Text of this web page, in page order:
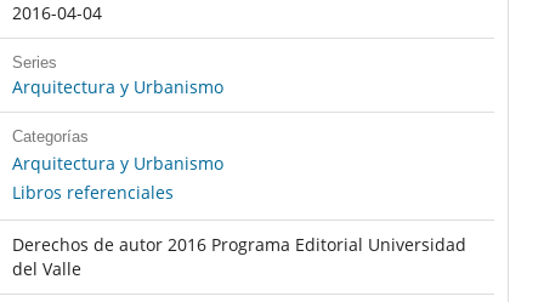
2016-04-04
Series
Arquitectura y Urbanismo
Categorías
Arquitectura y Urbanismo
Libros referenciales
Derechos de autor 2016 Programa Editorial Universidad
del Valle